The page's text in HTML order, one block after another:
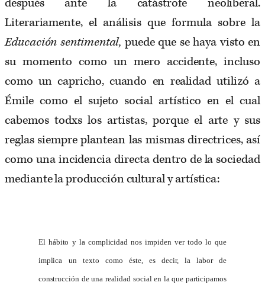
después ante la catástrofe neoliberal.
Literariamente, el análisis que formula sobre la
Educación sentimental, puede que se haya visto en
su momento como un mero accidente, incluso
como un capricho, cuando en realidad utilizó a
Émile como el sujeto social artístico en el cual
cabemos todxs los artistas, porque el arte y sus
reglas siempre plantean las mismas directrices, así
como una incidencia directa dentro de la sociedad
mediante la producción cultural y artística:
El hábito y la complicidad nos impiden ver todo lo que
implica un texto como éste, es decir, la labor de
construcción de una realidad social en la que participamos